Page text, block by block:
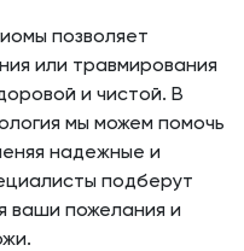
позволяет
или травмирования
и чистой. В
мы можем помочь
надежные и
подберут
ваши пожелания и